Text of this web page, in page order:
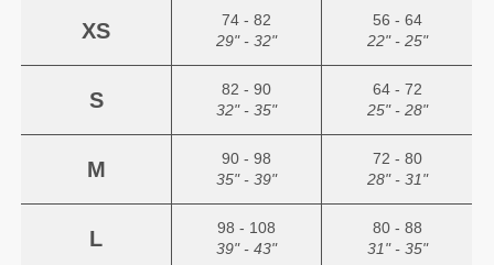
XS
74 - 82
29" - 32"
56 - 64
22" - 25"
S
82 - 90
32" - 35"
64 - 72
25" - 28"
M
90 - 98
35" - 39"
72 - 80
28" - 31"
L
98 - 108
39" - 43"
80 - 88
31" - 35"